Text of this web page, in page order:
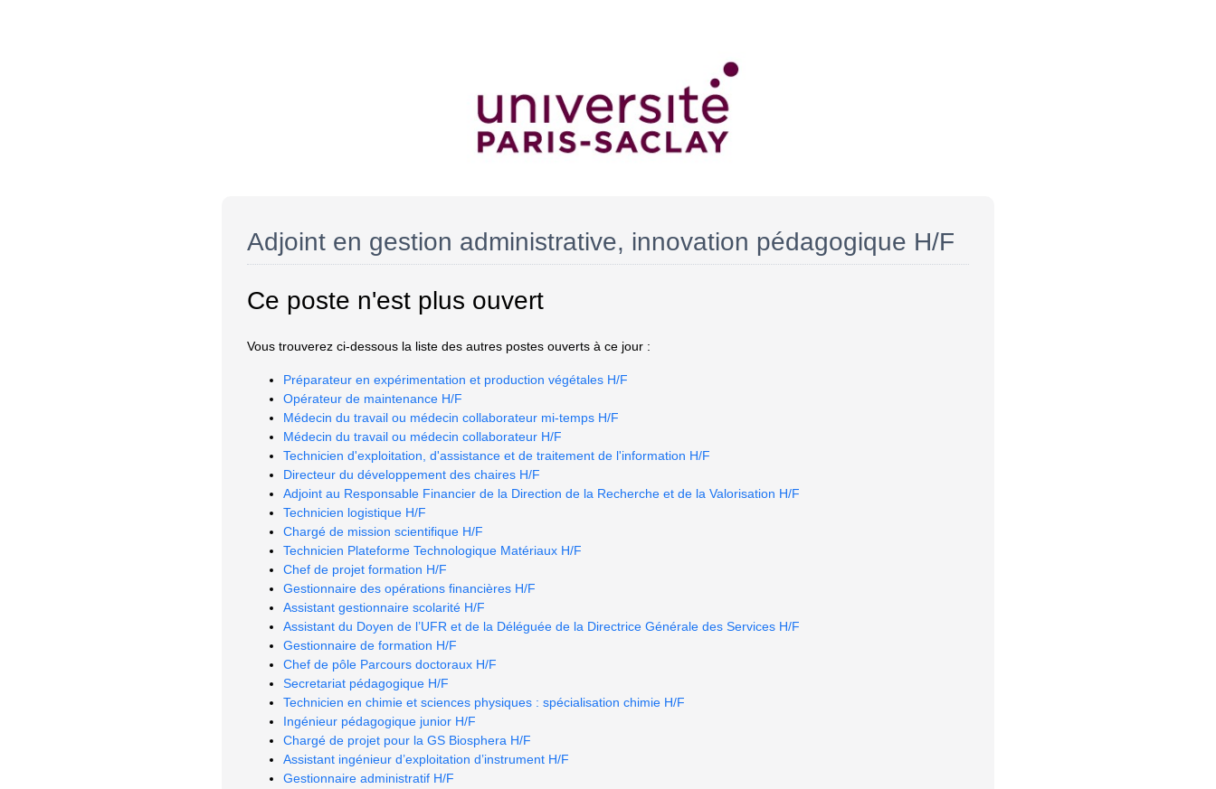
Adjoint en gestion administrative, innovation pédagogique H/F
Ce poste n'est plus ouvert
Vous trouverez ci-dessous la liste des autres postes ouverts à ce jour :
Préparateur en expérimentation et production végétales H/F
Opérateur de maintenance H/F
Médecin du travail ou médecin collaborateur mi-temps H/F
Médecin du travail ou médecin collaborateur H/F
Technicien d'exploitation, d'assistance et de traitement de l'information H/F
Directeur du développement des chaires H/F
Adjoint au Responsable Financier de la Direction de la Recherche et de la Valorisation H/F
Technicien logistique H/F
Chargé de mission scientifique H/F
Technicien Plateforme Technologique Matériaux H/F
Chef de projet formation H/F
Gestionnaire des opérations financières H/F
Assistant gestionnaire scolarité H/F
Assistant du Doyen de l’UFR et de la Déléguée de la Directrice Générale des Services H/F
Gestionnaire de formation H/F
Chef de pôle Parcours doctoraux H/F
Secretariat pédagogique H/F
Technicien en chimie et sciences physiques : spécialisation chimie H/F
Ingénieur pédagogique junior H/F
Chargé de projet pour la GS Biosphera H/F
Assistant ingénieur d’exploitation d’instrument H/F
Gestionnaire administratif H/F